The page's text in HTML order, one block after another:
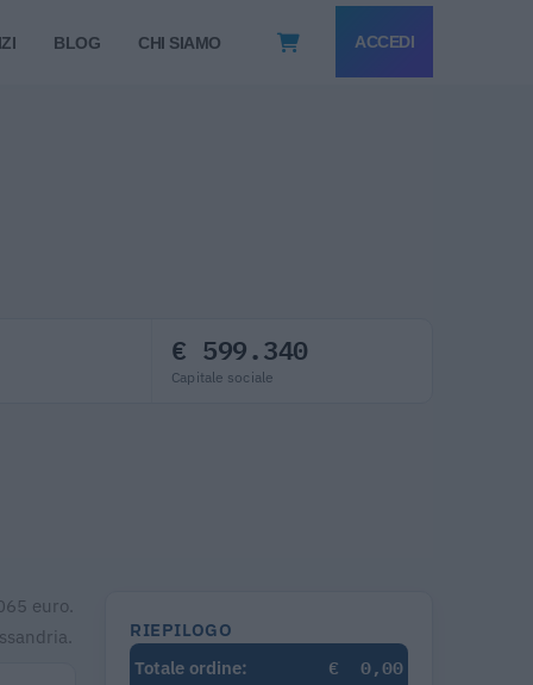
BLOG CHI SIAMO ACCEDI
€ 599.340
Capitale sociale
euro.
RIEPILOGO
Totale ordine:
€ 0,00